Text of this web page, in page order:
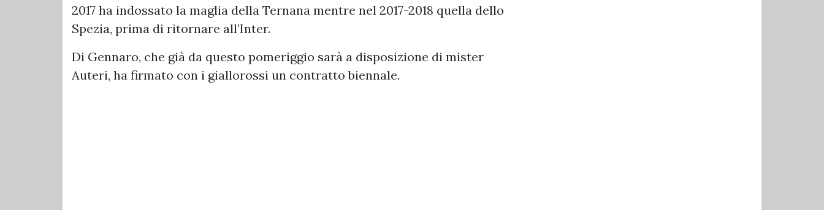
2017 ha indossato la maglia della Ternana mentre nel 2017-2018 quella dello
Spezia, prima di ritornare all’Inter.
Di Gennaro, che già da questo pomeriggio sarà a disposizione di mister
Auteri, ha firmato con i giallorossi un contratto biennale.